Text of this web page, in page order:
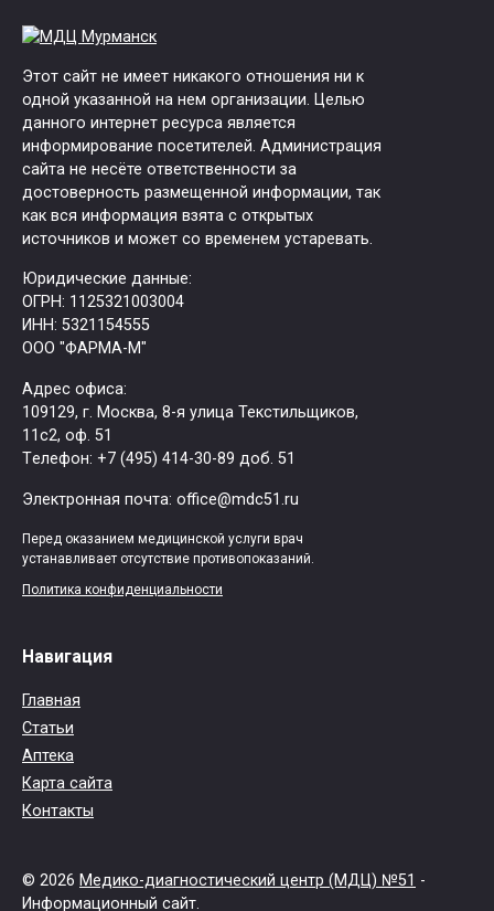
Этот сайт не имеет никакого отношения ни к
одной указанной на нем организации. Целью
данного интернет ресурса является
информирование посетителей. Администрация
сайта не несёте ответственности за
достоверность размещенной информации, так
как вся информация взята с открытых
источников и может со временем устаревать.
Юридические данные:
ОГРН: 1125321003004
ИНН: 5321154555
ООО "ФАРМА-М"
Адрес офиса:
109129, г. Москва, ​8-я улица Текстильщиков,
11с2, оф. 51
Tелефон: +7 (495) 414-30-89 доб. 51
Электронная почта: office@mdc51.ru
Перед оказанием медицинской услуги врач
устанавливает отсутствие противопоказаний.
Политика конфиденциальности
Навигация
Главная
Статьи
Аптека
Карта сайта
Контакты
© 2026 Медико-диагностический центр (МДЦ) №51 -
Информационный сайт.